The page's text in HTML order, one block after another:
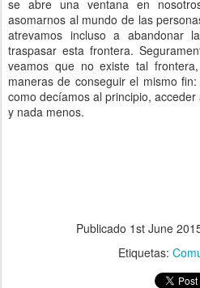
se abre una ventana en
asomarnos al mundo de las
atrevamos incluso a abandonar
traspasar esta frontera.
veamos que no existe tal
maneras de conseguir el mismo
como decíamos al principio,
y nada menos.
Publicado 1st June
Etiquetas: